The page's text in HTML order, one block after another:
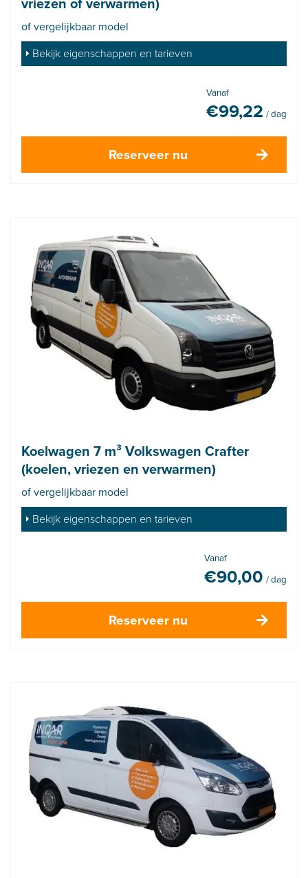
of vergelijkbaar model
Bekijk eigenschappen en tarieven
Vanaf
€99,22 / dag
Reserveer nu
Koelwagen 7 m³ Volkswagen Crafter
(koelen, vriezen en verwarmen)
of vergelijkbaar model
Bekijk eigenschappen en tarieven
Vanaf
€90,00 / dag
Reserveer nu